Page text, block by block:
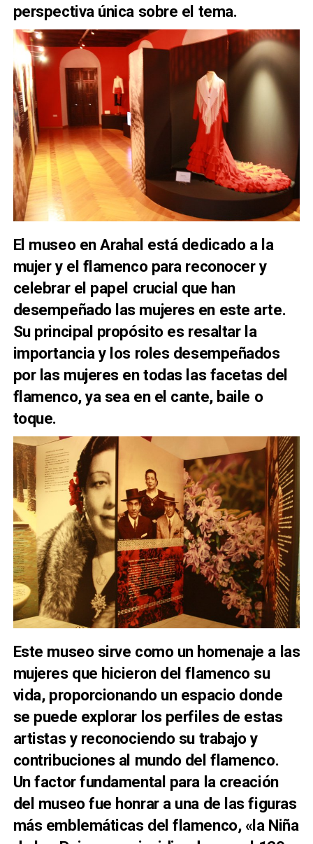
perspectiva única sobre el tema.
El museo en Arahal está dedicado a la
mujer y el flamenco para reconocer y
celebrar el papel crucial que han
desempeñado las mujeres en este arte.
Su principal propósito es resaltar la
importancia y los roles desempeñados
por las mujeres en todas las facetas del
flamenco, ya sea en el cante, baile o
toque.
Este museo sirve como un homenaje a las
mujeres que hicieron del flamenco su
vida, proporcionando un espacio donde
se puede explorar los perfiles de estas
artistas y reconociendo su trabajo y
contribuciones al mundo del flamenco.
Un factor fundamental para la creación
del museo fue honrar a una de las figuras
más emblemáticas del flamenco, «la Niña